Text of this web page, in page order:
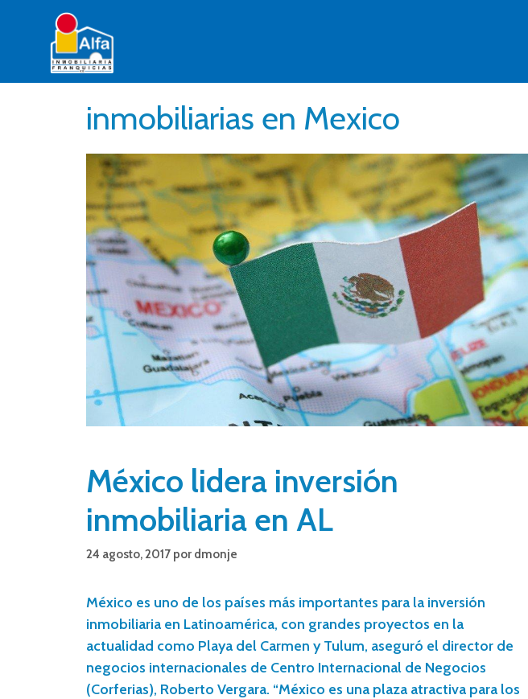
inmobiliarias en Mexico
México lidera inversión
inmobiliaria en AL
24 agosto, 2017 por dmonje
México es uno de los países más importantes para la inversión
inmobiliaria en Latinoamérica, con grandes proyectos en la
actualidad como Playa del Carmen y Tulum, aseguró el director de
negocios internacionales de Centro Internacional de Negocios
(Corferias), Roberto Vergara. “México es una plaza atractiva para los